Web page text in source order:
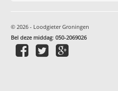
© 2026 - Loodgieter Groningen
Bel deze middag:050-2069026